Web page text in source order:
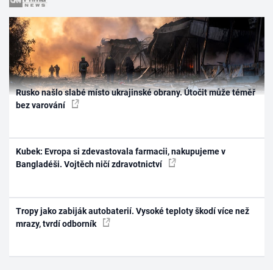
Rusko našlo slabé místo ukrajinské obrany. Útočit může téměř
bez varování
Kubek: Evropa si zdevastovala farmacii, nakupujeme v
Bangladéši. Vojtěch ničí zdravotnictví
Tropy jako zabiják autobaterií. Vysoké teploty škodí více než
mrazy, tvrdí odborník